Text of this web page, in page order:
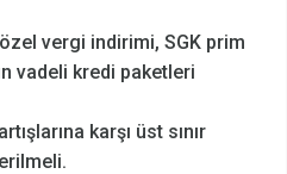
vergi indirimi, SGK prim
vadeli kredi paketleri
karşı üst sınır